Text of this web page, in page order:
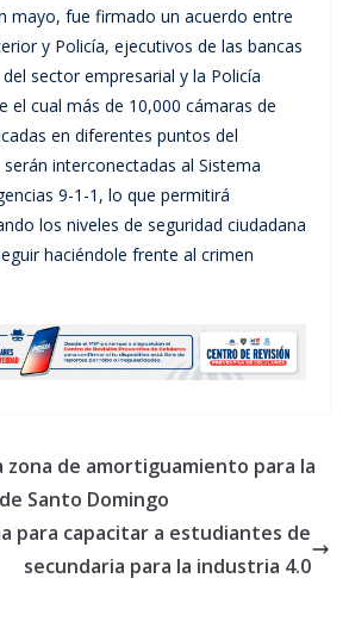
mayo, fue firmado un acuerdo entre
y Policía, ejecutivos de las bancas
sector empresarial y la Policía
el cual más de 10,000 cámaras de
en diferentes puntos del
interconectadas al Sistema
9-1-1, lo que permitirá
los niveles de seguridad ciudadana
haciéndole frente al crimen
zona de amortiguamiento para la
Santo Domingo
para capacitar a estudiantes de
secundaria para la industria 4.0